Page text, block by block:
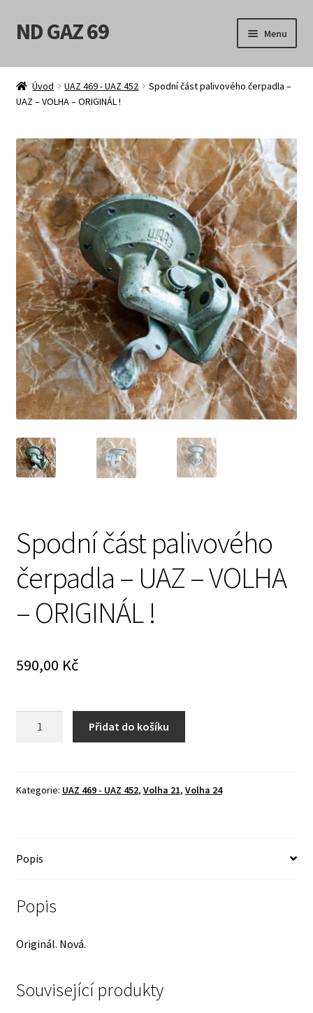
Přeskočit
na
Přejít
k
webu
ND GAZ 69 Menu
Úvodní stránka
Můj účet
Obchod
Košík
Pokladna
Možnosti doručení
Obchodní podmínky
Prodávající – kontaktní informace
Způsoby úhrady
O nás
Úvod UAZ 469 - UAZ 452
Spodní část palivového čerpadla –
UAZ – VOLHA – ORIGINÁL !
Spodní část palivového
čerpadla – UAZ – VOLHA
– ORIGINÁL !
590,00 Kč
-
-
množství
Přidat do košíku
Kategorie: UAZ 469 - UAZ 452, Volha 21, Volha 24
Popis
Popis
Originál. Nová.
Související produkty